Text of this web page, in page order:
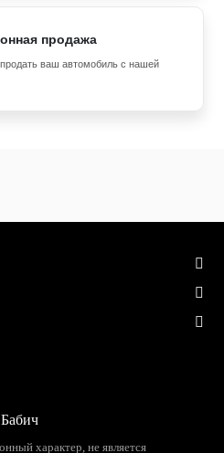
продажа
продать ваш автомобиль с нашей
характер, не является